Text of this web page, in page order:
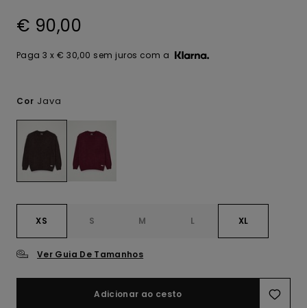
€ 90,00
Paga 3 x € 30,00 sem juros com a
Cor Java
XS S M L XL
Ver Guia De Tamanhos
Adicionar ao cesto